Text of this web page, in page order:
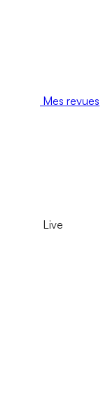
Mes revues
Live